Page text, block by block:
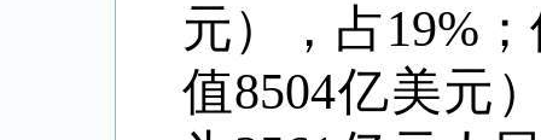
元），占19%
值8504亿美元